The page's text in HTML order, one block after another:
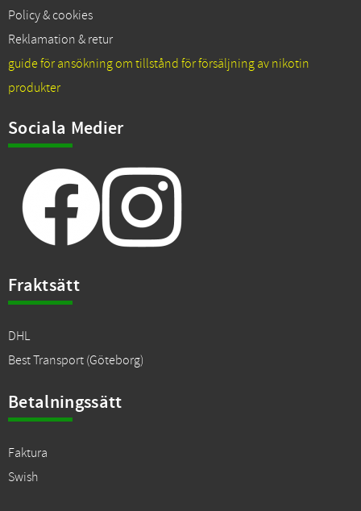
Policy & cookies
Reklamation & retur
guide för ansökning om tillstånd för försäljning av nikotin
produkter
Sociala Medier
Fraktsätt
DHL
Best Transport (Göteborg)
Betalningssätt
Faktura
Swish